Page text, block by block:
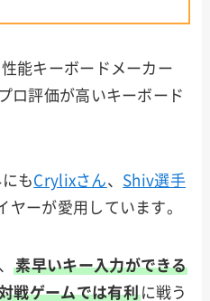
能キーボードメーカー
ロ評価が高いキーボード
もCrylixさん、 Shiv選手
ヤーが愛用しています。
素早いキー入力ができる
戦ゲームでは有利に戦う